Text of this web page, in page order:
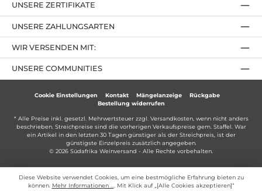
UNSERE ZAHLUNGSARTEN
UNSERE ZERTIFIKATE
UNSERE COMMUNITIES
WIR VERSENDEN MIT:
Cookie Einstellungen Kontakt Mängelanzeige
Rückgabe
Bestellung widerrufen
* Alle Preise inkl. gesetzl. Mehrwertsteuer zzgl. Versandkosten, wenn nicht anders
beschrieben. Streichpreise sind die vorherigen Verkaufspreise gem. Staffel. War
ein Artikel in den letzten 30 Tagen günstiger als der Streichpreis, ist der
günstigste Einzelpreis zusätzlich angegeben.
© 2026 Südafrika Weinversand - Alle Rechte vorbehalten.
Diese Website verwendet Cookies, um eine bestmögliche Erfahrung bieten zu
können. Mehr Informationen ...
. Mit Klick auf „[Alle Cookies akzeptieren]“